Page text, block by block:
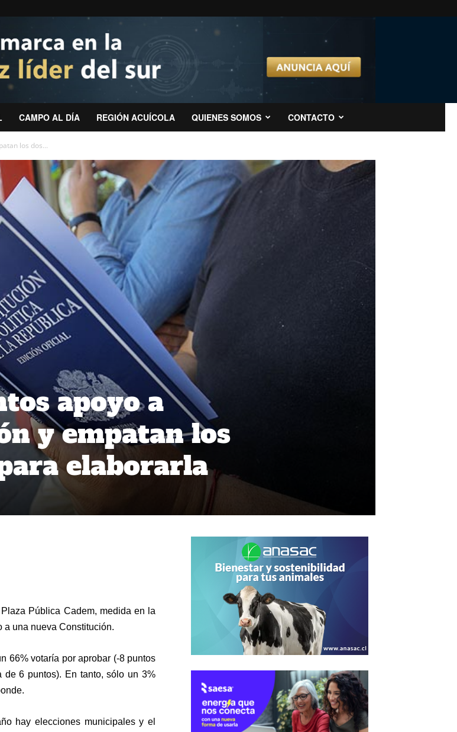
CAMPO AL DÍA REGIÓN ACUÍCOLA QUIENES SOMOS CONTACTO
los dos...
apoyo a
y empatan los
elaborarla
Pública Cadem, medida en la
a una nueva Constitución.
66% votaría por aprobar (-8 puntos
de 6 puntos). En tanto, sólo un 3%
hay elecciones municipales y el